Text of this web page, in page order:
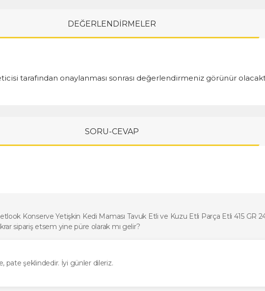
DEĞERLENDİRMELER
tarafından onaylanması sonrası değerlendirmeniz görünür
SORU-CEVAP
Konserve Yetişkin Kedi Maması Tavuk Etli ve Kuzu Etli Parça Etli 415 GR
sipariş etsem yine püre olarak mı gelir?
pate şeklindedir. İyi günler dileriz.